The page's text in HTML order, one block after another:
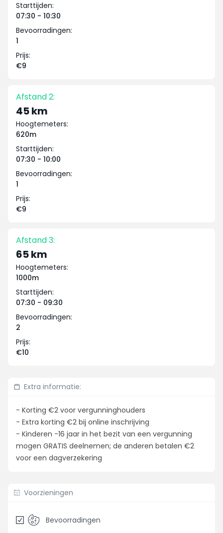
Starttijden:
07:30 - 10:30
Bevoorradingen:
1
Prijs:
€9
Afstand 2:
45 km
Hoogtemeters:
620m
Starttijden:
07:30 - 10:00
Bevoorradingen:
1
Prijs:
€9
Afstand 3:
65 km
Hoogtemeters:
1000m
Starttijden:
07:30 - 09:30
Bevoorradingen:
2
Prijs:
€10
Extra informatie:
- Korting €2 voor vergunninghouders
- Extra korting €2 bij online inschrijving
- Kinderen -16 jaar in het bezit van een vergunning
mogen GRATIS deelnemen; de anderen betalen €2
voor een dagverzekering
Voorzieningen
Bevoorradingen